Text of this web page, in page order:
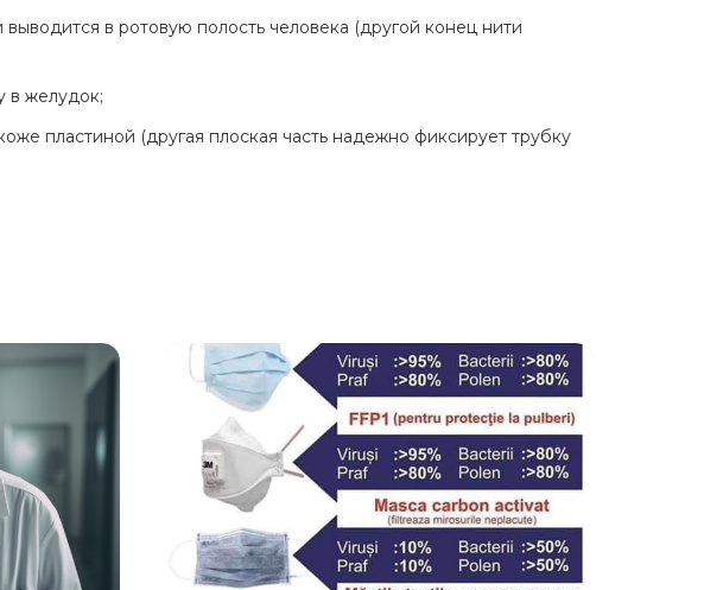
в ротовую полость человека (другой конец нити
в желудок;
пластиной (другая плоская часть надежно фиксирует трубку